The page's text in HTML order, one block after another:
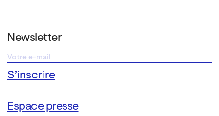
Newsletter
Espace presse